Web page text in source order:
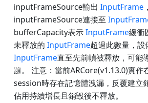
inputFrameSource輸出 InputFrame
inputFrameSource連接至
bufferCapacity表示InputFrame緩衝
未釋放的 InputFrame超過此數量，
InputFrame直至先前幀被釋放，可能
題。 注意：當前ARCore(v1.13.0)實作
session時存在記憶體洩漏，反覆建立
佔用持續增長且銷毀後不釋放。